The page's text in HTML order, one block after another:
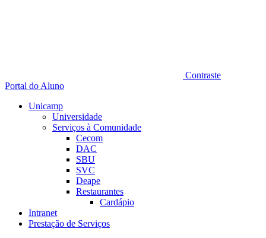
Contraste
Portal do Aluno
Unicamp
Universidade
Serviços à Comunidade
Cecom
DAC
SBU
SVC
Deape
Restaurantes
Cardápio
Intranet
Prestação de Serviços